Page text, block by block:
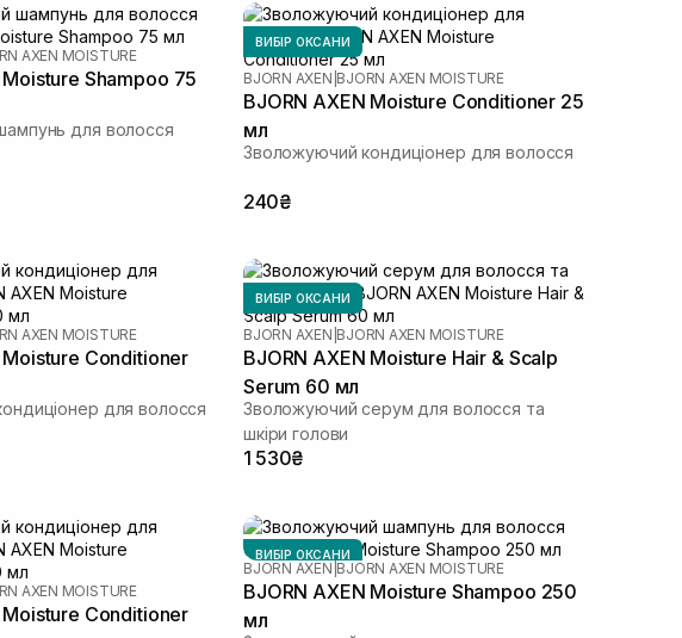
AXEN MOISTURE
Shampoo 75
для волосся
ВИБІР ОКСАНИ
BJORN AXEN BJORN AXEN MOISTURE
BJORN AXEN Moisture Conditioner 25
мл
Зволожуючий кондиціонер для волосся
240₴
AXEN MOISTURE
Moisture Conditioner
для волосся
ВИБІР ОКСАНИ
BJORN AXEN BJORN AXEN MOISTURE
BJORN AXEN Moisture Hair & Scalp
Serum 60 мл
Зволожуючий серум для волосся та
шкіри голови
1 530₴
AXEN MOISTURE
Moisture Conditioner
ВИБІР ОКСАНИ
BJORN AXEN BJORN AXEN MOISTURE
BJORN AXEN Moisture Shampoo 250
мл